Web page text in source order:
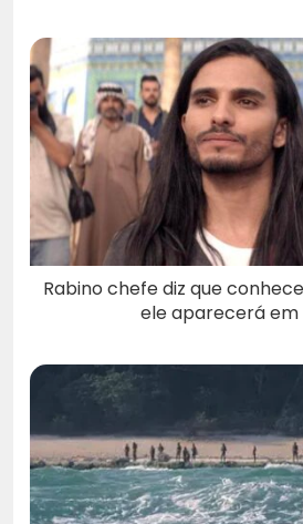
Rabino chefe diz que
ele aparecerá